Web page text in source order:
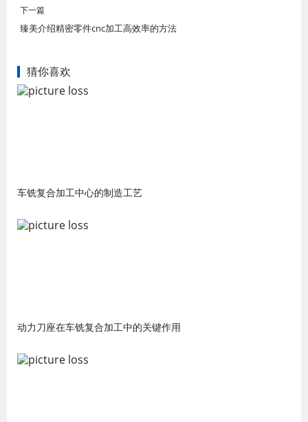
下一篇
臻美介绍精密零件cnc加工高效率的方法
猜你喜欢
车铣复合加工中心的制造工艺
动力刀座在车铣复合加工中的关键作用